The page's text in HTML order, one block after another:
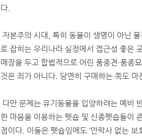
다.
자본주의 시대, 특히 동물이 생명이 아닌
로 잡히는 우리나라 실정에서 접근성 좋은
매장을 두고 합법적으로 어린 품종견·품종
것은 죄가 아니다. 당연히 구매하는 쪽도 마
다만 문제는 유기동물을 입양하려는 예비
한 마음을 이용하는 펫숍 및 신종펫숍들이
점이다. 이들은 펫숍임에도 ‘안락사 없는 보